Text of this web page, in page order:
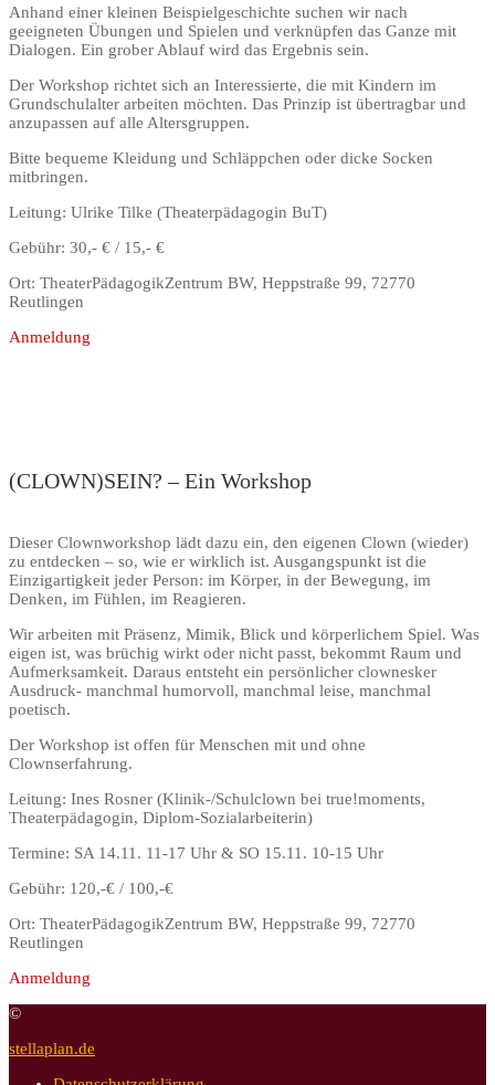
Anhand einer kleinen Beispielgeschichte suchen wir nach
geeigneten Übungen und Spielen und verknüpfen das Ganze mit
Dialogen. Ein grober Ablauf wird das Ergebnis sein.
Der Workshop richtet sich an Interessierte, die mit Kindern im
Grundschulalter arbeiten möchten. Das Prinzip ist übertragbar und
anzupassen auf alle Altersgruppen.
Bitte bequeme Kleidung und Schläppchen oder dicke Socken
mitbringen.
Leitung: Ulrike Tilke (Theaterpädagogin BuT)
Gebühr: 30,- € / 15,- €
Ort: TheaterPädagogikZentrum BW, Heppstraße 99, 72770
Reutlingen
Anmeldung
(CLOWN)SEIN? – Ein Workshop
Dieser Clownworkshop lädt dazu ein, den eigenen Clown (wieder)
zu entdecken – so, wie er wirklich ist. Ausgangspunkt ist die
Einzigartigkeit jeder Person: im Körper, in der Bewegung, im
Denken, im Fühlen, im Reagieren.
Wir arbeiten mit Präsenz, Mimik, Blick und körperlichem Spiel. Was
eigen ist, was brüchig wirkt oder nicht passt, bekommt Raum und
Aufmerksamkeit. Daraus entsteht ein persönlicher clownesker
Ausdruck- manchmal humorvoll, manchmal leise, manchmal
poetisch.
Der Workshop ist offen für Menschen mit und ohne
Clownserfahrung.
Leitung: Ines Rosner (Klinik-/Schulclown bei true!moments,
Theaterpädagogin, Diplom-Sozialarbeiterin)
Termine: SA 14.11. 11-17 Uhr & SO 15.11. 10-15 Uhr
Gebühr: 120,-€ / 100,-€
Ort: TheaterPädagogikZentrum BW, Heppstraße 99, 72770
Reutlingen
Anmeldung
©
stellaplan.de